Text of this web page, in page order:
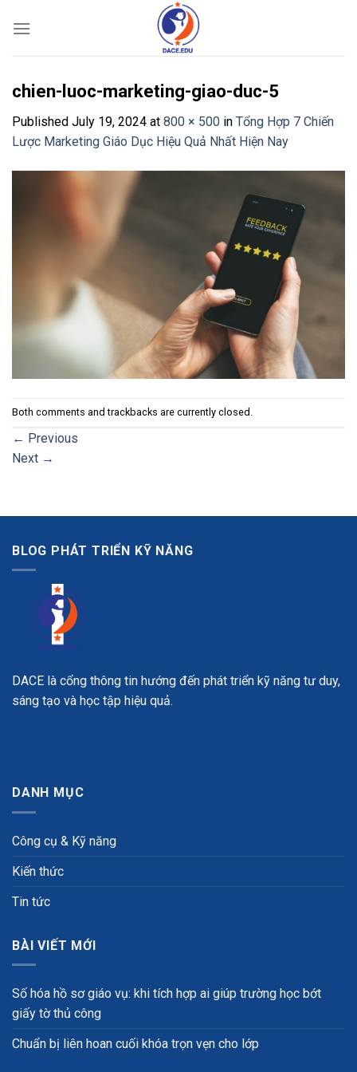
chien-luoc-marketing-giao-duc-5
Published July 19, 2024 at 800 × 500 in Tổng Hợp 7 Chiến
Lược Marketing Giáo Dục Hiệu Quả Nhất Hiện Nay
Both comments and trackbacks are currently closed.
← Previous
Next →
BLOG PHÁT TRIỂN KỸ NĂNG
DACE là cổng thông tin hướng đến phát triển kỹ năng tư duy,
sáng tạo và học tập hiệu quả.
DANH MỤC
Công cụ & Kỹ năng
Kiến thức
Tin tức
BÀI VIẾT MỚI
Số hóa hồ sơ giáo vụ: khi tích hợp ai giúp trường học bớt
giấy tờ thủ công
Chuẩn bị liên hoan cuối khóa trọn vẹn cho lớp